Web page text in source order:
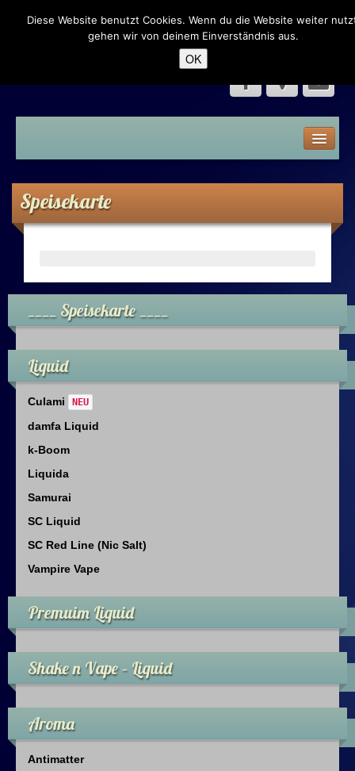
Dampfer Eck – Neumünster
Speisekarte
Liquid
Shake n Vape
Aroma
Dampfer Infos
Infos & Downloads
Impressum
Datenschutz
Data Access Request
Sicherheitshinweise
Kontakt
Speisekarte
____ Speisekarte ____
Liquid
Culami NEU
damfa Liquid
k-Boom
Liquida
Samurai
SC Liquid
SC Red Line (Nic Salt)
Vampire Vape
Premuim Liquid
Shake n Vape – Liquid
Aroma
Antimatter
Diese Website benutzt Cookies. Wenn du die Website weiter
gehen wir von deinem Einverständnis aus.
OK